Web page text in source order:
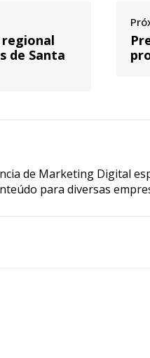
de Santa
de Marketing Digital
para diversas